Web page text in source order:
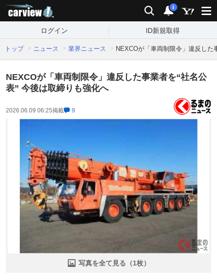
検索 通知
i
ログイン ID新規取得
トップ ニュース 業界ニュース NEXCOが「車両制限令」違反した
NEXCOが「車両制限令」違反した事業者を“社名公
表” 今後は取締りも強化へ
2026.06.09 06:25掲載 9
写真を全て見る（1枚）